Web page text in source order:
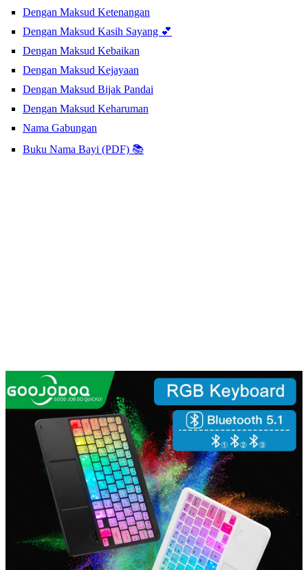
Dengan Maksud Ketenangan
Dengan Maksud Kasih Sayang 💕
Dengan Maksud Kebaikan
Dengan Maksud Kejayaan
Dengan Maksud Bijak Pandai
Dengan Maksud Keharuman
Nama Gabungan
Buku Nama Bayi (PDF) 📚